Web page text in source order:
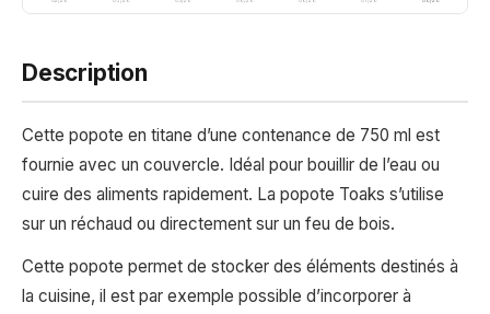
Description
Cette popote en titane d’une contenance de 750 ml est
fournie avec un couvercle. Idéal pour bouillir de l’eau ou
cuire des aliments rapidement. La popote Toaks s’utilise
sur un réchaud ou directement sur un feu de bois.
Cette popote permet de stocker des éléments destinés à
la cuisine, il est par exemple possible d’incorporer à